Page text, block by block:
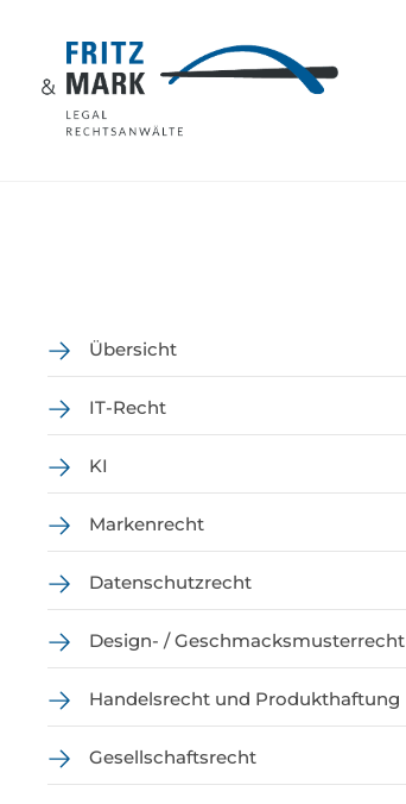
Übersicht
IT-Recht
KI
Markenrecht
Datenschutzrecht
Design- / Geschmacksmusterrecht
Handelsrecht und Produkthaftung
Gesellschaftsrecht